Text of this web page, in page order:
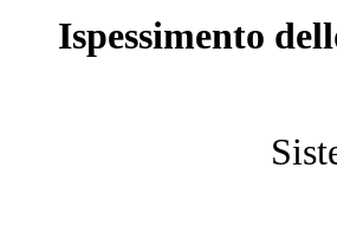
Ispessimento